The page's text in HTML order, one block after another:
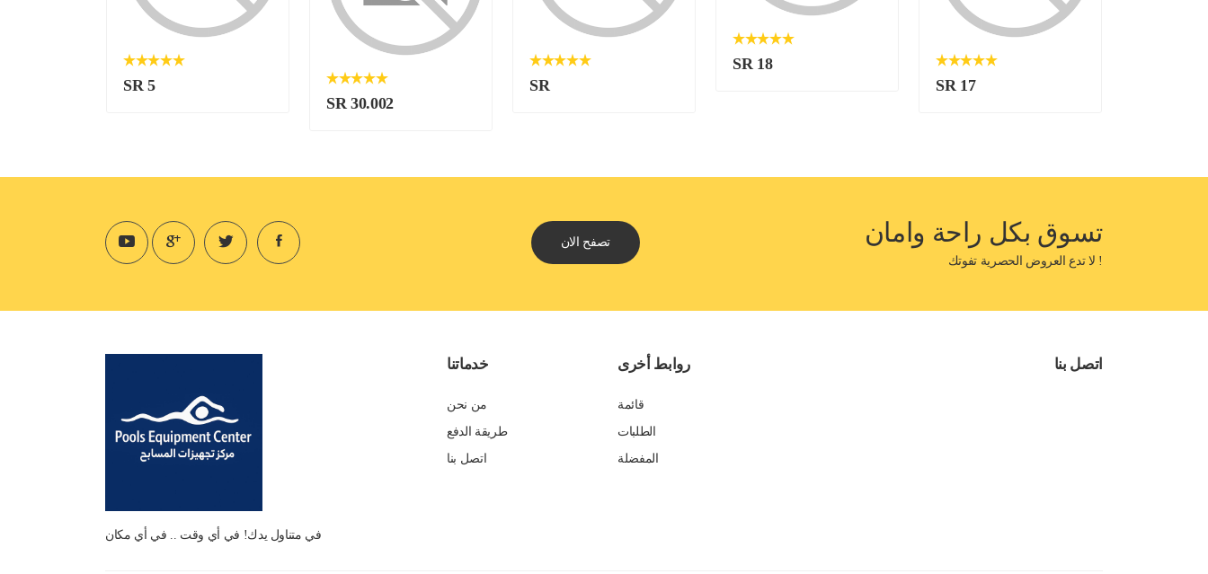
SR 5
SR 30.002
SR
SR 18
SR 17
تسوق بكل راحة وامان
! لا تدع العروض الحصرية تفوتك
تصفح الان
في متناول يدك! في أي وقت .. في أي مكان
خدماتنا
من نحن
طريقة الدفع
اتصل بنا
روابط أخرى
قائمة
الطلبات
المفضلة
اتصل بنا